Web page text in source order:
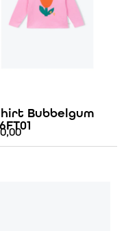
Bubbelgum